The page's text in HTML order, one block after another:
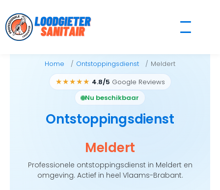
to
content
Home Ontstoppingsdienst Meldert
★★★★★ 4.8/5 Google Reviews
Nu beschikbaar
Ontstoppingsdienst
Meldert
Professionele ontstoppingsdienst in Meldert en
omgeving. Actief in heel Vlaams-Brabant.